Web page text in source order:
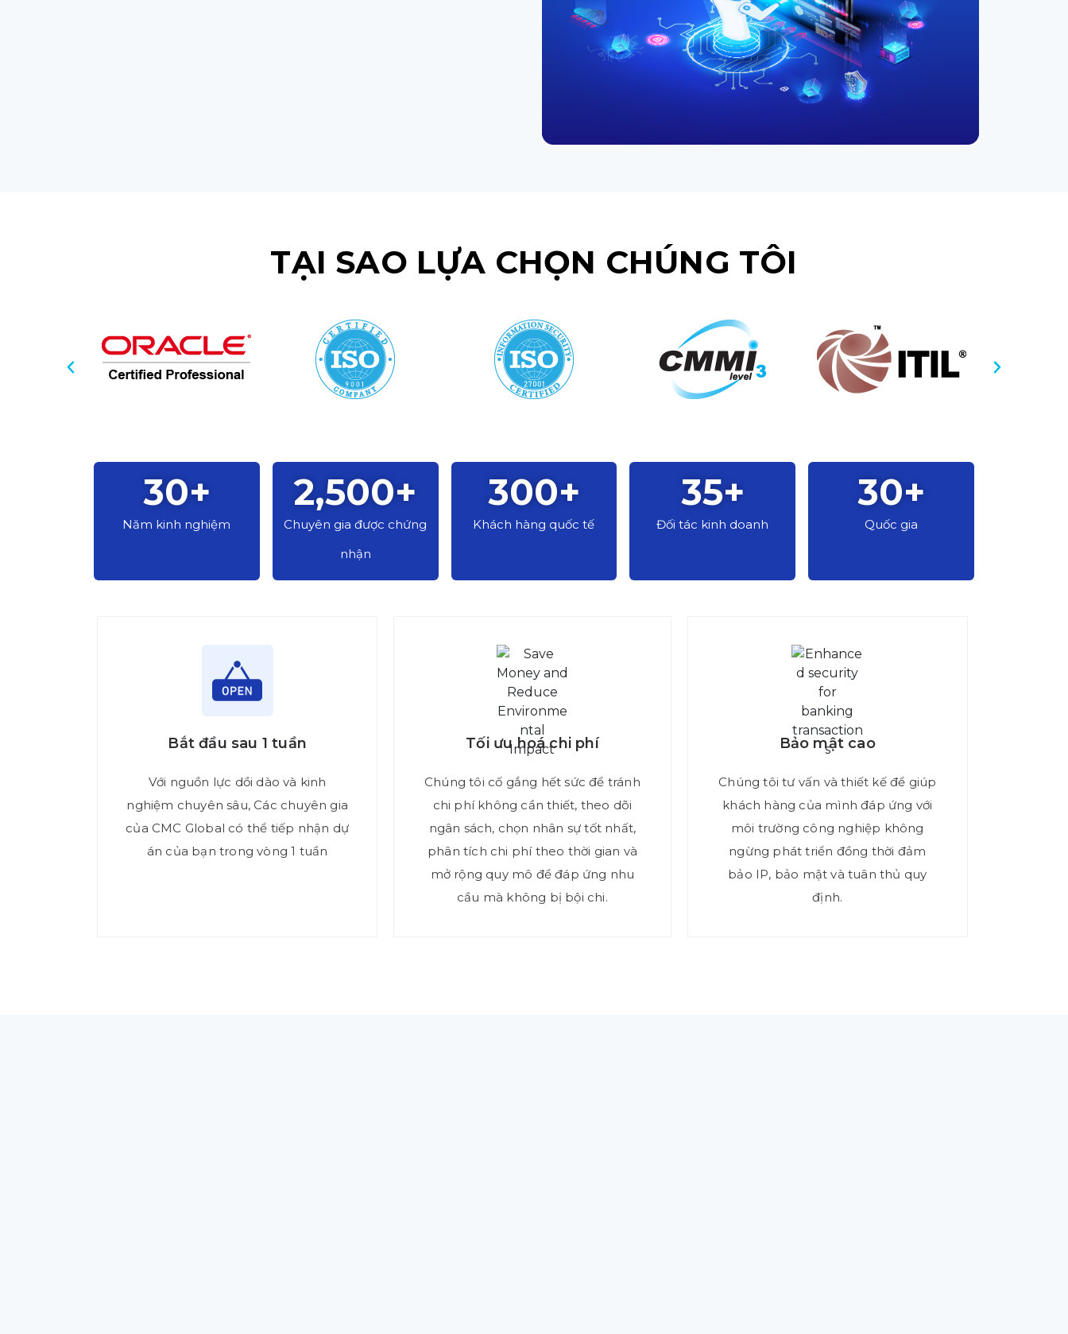
TẠI SAO LỰA CHỌN CHÚNG TÔI
30+
Năm kinh nghiệm
2,500+
Chuyên gia được chứng
nhận
300+
Khách hàng quốc tế
35+
Đối tác kinh doanh
30+
Quốc gia
Bắt đầu sau 1 tuần
Với nguồn lực dồi dào và kinh
nghiệm chuyên sâu, Các chuyên gia
của CMC Global có thể tiếp nhận dự
án của bạn trong vòng 1 tuần
Tối ưu hoá chi phí
Chúng tôi cố gắng hết sức để tránh
chi phí không cần thiết, theo dõi
ngân sách, chọn nhân sự tốt nhất,
phân tích chi phí theo thời gian và
mở rộng quy mô để đáp ứng nhu
cầu mà không bị bội chi.
Bảo mật cao
Chúng tôi tư vấn và thiết kế để giúp
khách hàng của mình đáp ứng với
môi trường công nghiệp không
ngừng phát triển đồng thời đảm
bảo IP, bảo mật và tuân thủ quy
định.